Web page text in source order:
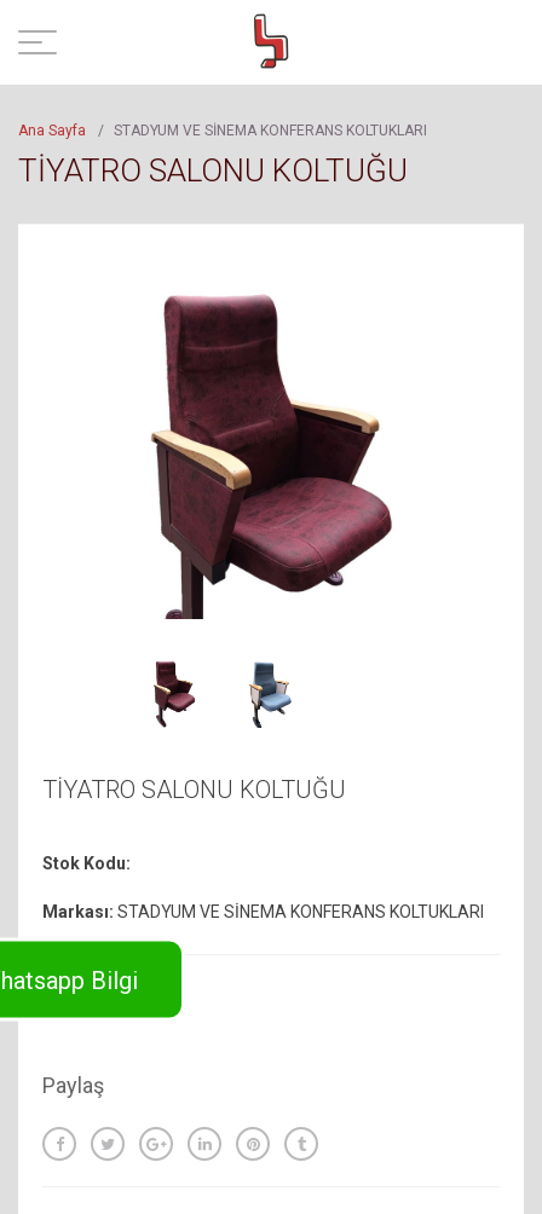
Ana Sayfa / STADYUM VE SİNEMA KONFERANS KOLTUKLARI
TİYATRO SALONU KOLTUĞU
TİYATRO SALONU KOLTUĞU
Stok Kodu:
Markası: STADYUM VE SİNEMA KONFERANS KOLTUKLARI
Bilgi
Paylaş